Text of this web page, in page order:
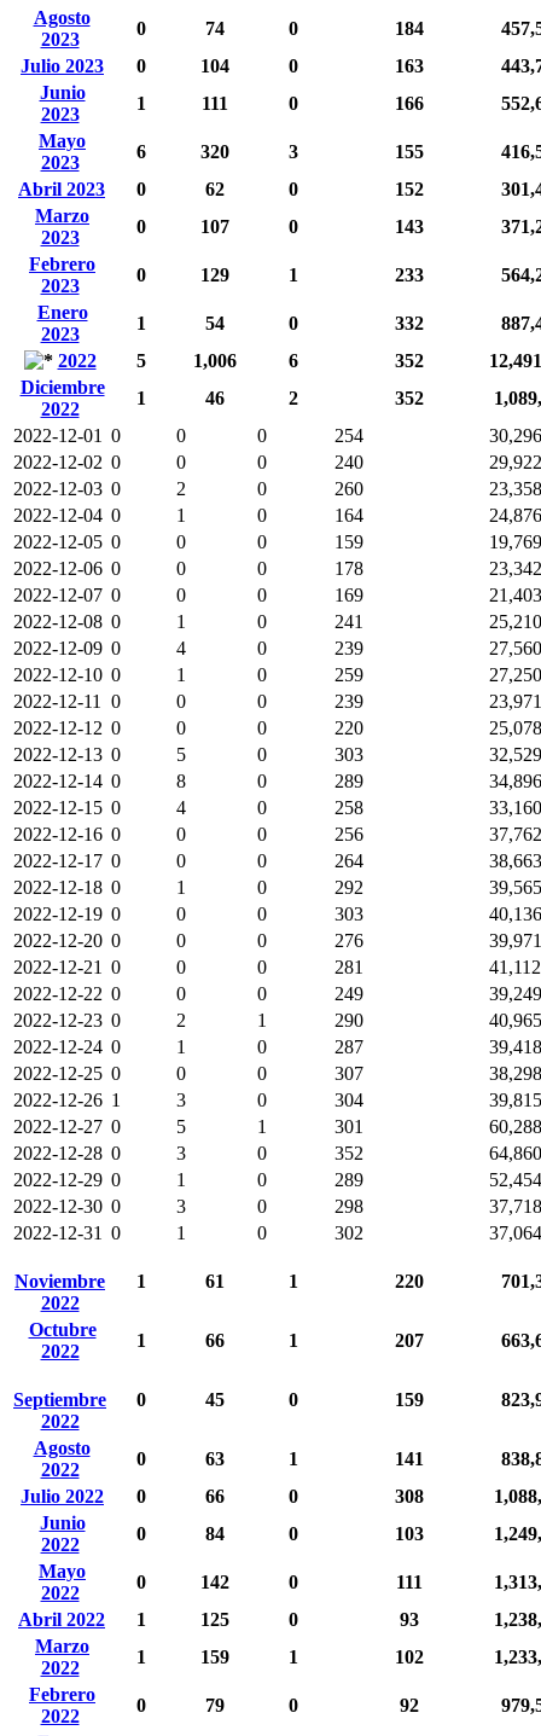
Agosto
2023
0 74 0 184
Julio 2023
0 104 0 163
Junio
2023
1 111 0 166
Mayo
2023
6 320 3 155
Abril 2023
0 62 0 152
Marzo
2023
0 107 0 143
Febrero
2023
0 129 1 233
Enero
2023
1 54 0 332
2022
5 1,006 6 352
Diciembre
2022
1 46 2 352
2022-12-01 0 0 0 254
30,296
2022-12-02 0 0 0 240
29,922
2022-12-03 0 2 0 260
23,358
2022-12-04 0 1 0 164
24,876
2022-12-05 0 0 0 159
19,769
2022-12-06 0 0 0 178
23,342
2022-12-07 0 0 0 169
21,403
2022-12-08 0 1 0 241
25,210
2022-12-09 0 4 0 239
27,560
2022-12-10 0 1 0 259
27,250
2022-12-11
0 0 0 239
23,971
2022-12-12 0 0 0 220
25,078
2022-12-13 0 5 0 303
32,529
2022-12-14 0 8 0 289
34,896
2022-12-15 0 4 0 258
33,160
2022-12-16 0 0 0 256
37,762
2022-12-17 0 0 0 264
38,663
2022-12-18 0 1 0 292
39,565
2022-12-19 0 0 0 303
40,136
2022-12-20 0 0 0 276
39,971
2022-12-21 0 0 0 281
41,112
2022-12-22 0 0 0 249
39,249
2022-12-23 0 2 1 290
40,965
2022-12-24 0 1 0 287
39,418
2022-12-25 0 0 0 307
38,298
2022-12-26 1 3 0 304
39,815
2022-12-27 0 5 1 301
60,288
2022-12-28 0 3 0 352
64,860
2022-12-29 0 1 0 289
52,454
2022-12-30 0 3 0 298
37,718
2022-12-31 0 1 0 302 37,064
Noviembre
2022
1 61 1 220
Octubre
2022
1 66 1 207
Septiembre
2022
0 45 0 159
Agosto
2022
0 63 1 141
Julio 2022
0 66 0 308
Junio
2022
0 84 0 103
Mayo
2022
0 142 0 111
Abril 2022
1 125 0 93
Marzo
2022
1 159 1 102
Febrero
2022
0 79 0 92